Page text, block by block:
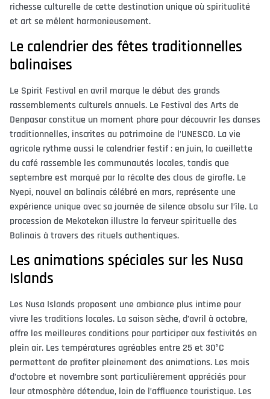
richesse culturelle de cette destination unique où spiritualité
et art se mêlent harmonieusement.
Le calendrier des fêtes traditionnelles
balinaises
Le Spirit Festival en avril marque le début des grands
rassemblements culturels annuels. Le Festival des Arts de
Denpasar constitue un moment phare pour découvrir les danses
traditionnelles, inscrites au patrimoine de l’UNESCO. La vie
agricole rythme aussi le calendrier festif : en juin, la cueillette
du café rassemble les communautés locales, tandis que
septembre est marqué par la récolte des clous de girofle. Le
Nyepi, nouvel an balinais célébré en mars, représente une
expérience unique avec sa journée de silence absolu sur l’île. La
procession de Mekotekan illustre la ferveur spirituelle des
Balinais à travers des rituels authentiques.
Les animations spéciales sur les Nusa
Islands
Les Nusa Islands proposent une ambiance plus intime pour
vivre les traditions locales. La saison sèche, d’avril à octobre,
offre les meilleures conditions pour participer aux festivités en
plein air. Les températures agréables entre 25 et 30°C
permettent de profiter pleinement des animations. Les mois
d’octobre et novembre sont particulièrement appréciés pour
leur atmosphère détendue, loin de l’affluence touristique. Les